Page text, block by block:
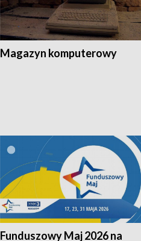
Magazyn komputerowy
Funduszowy Maj 2026 na